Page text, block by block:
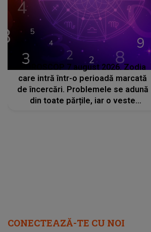
HOROSCOP 7 august 2026. Zodia
care intră într-o perioadă marcată
de încercări. Problemele se adună
din toate părțile, iar o veste
CONECTEAZĂ-TE CU NOI